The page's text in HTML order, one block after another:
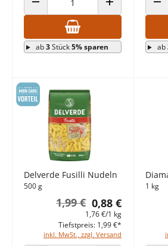
ANZAHL VERRINGERN ANZAHL
ab3Stück5% sparen ab
Delverde Fusilli Nudeln
500 g
0,88 €
1,99 €
1,76 €/1 kg
inkl. MwSt., zzgl. Versand
Tiefstpreis: 1,99 €*
1 kg